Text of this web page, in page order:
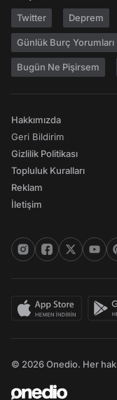
Twitter Deprem
Günlük Burç Yorumları
Bugün Ne Pişirsem
Hakkımızda
Geri Bildirim
Gizlilik Politikası
Topluluk Kuralları
Reklam
İletişim
© 2026 Onedio. Her